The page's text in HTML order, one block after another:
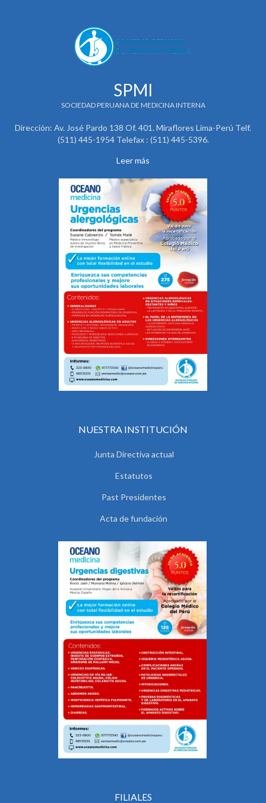
SPMI
SOCIEDAD PERUANA DE MEDICINA INTERNA
Dirección: Av. José Pardo 138 Of. 401. Miraflores Lima-Perú Telf.
(511) 445-1954 Telefax : (511) 445-5396.
Leer más
NUESTRA INSTITUCIÓN
Junta Directiva actual
Estatutos
Past Presidentes
Acta de fundación
FILIALES